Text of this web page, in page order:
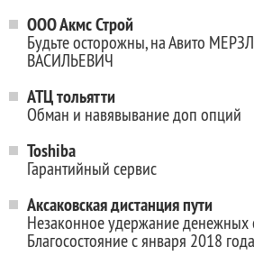
ООО Акмс Строй
Будьте осторожны, на Авито
ВАСИЛЬЕВИЧ
АТЦ тольятти
Обман и навявывание доп опций
Toshiba
Гарантийный сервис
Аксаковская дистанция пути
Незаконное удержание денежных
Благосостояние с января 2018 года